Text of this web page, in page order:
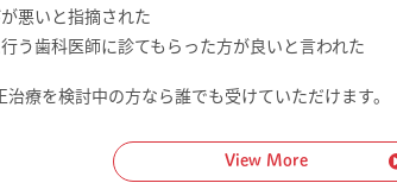
悪いと指摘された
う歯科医師に診てもらった方が良いと言われた
療を検討中の方なら誰でも受けていただけます。
View More